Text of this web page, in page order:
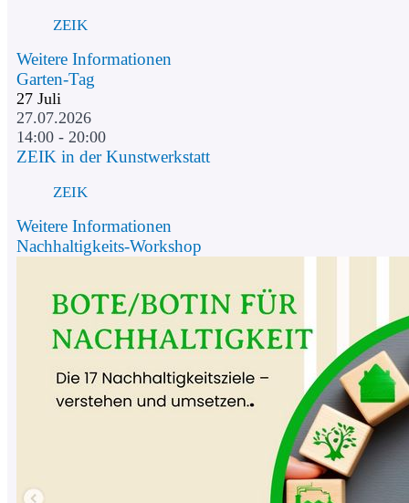
ZEIK
Weitere Informationen
Garten-Tag
27 Juli
27.07.2026
14:00 - 20:00
ZEIK in der Kunstwerkstatt
ZEIK
Weitere Informationen
Nachhaltigkeits-Workshop